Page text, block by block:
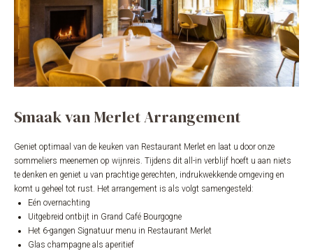
Smaak van Merlet Arrangement
Geniet optimaal van de keuken van Restaurant Merlet en laat u door onze
sommeliers meenemen op wijnreis. Tijdens dit all-in verblijf hoeft u aan niets
te denken en geniet u van prachtige gerechten, indrukwekkende omgeving en
komt u geheel tot rust. Het arrangement is als volgt samengesteld:
Eén overnachting
Uitgebreid ontbijt in Grand Café Bourgogne
Het 6-gangen Signatuur menu in Restaurant Merlet
Glas champagne als aperitief